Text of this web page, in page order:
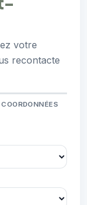
votre
recontacte
COORDONNÉES